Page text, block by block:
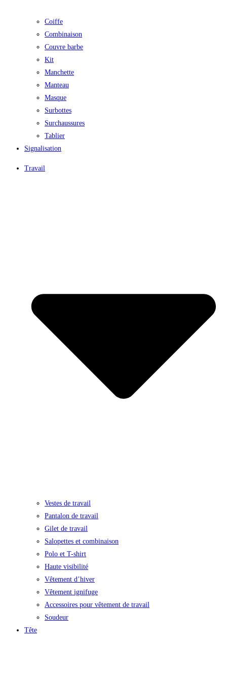
Coiffe
Combinaison
Couvre barbe
Kit
Manchette
Manteau
Masque
Surbottes
Surchaussures
Tablier
Signalisation
Travail
Vestes de travail
Pantalon de travail
Gilet de travail
Salopettes et combinaison
Polo et T-shirt
Haute visibilité
Vêtement d’hiver
Vêtement ignifuge
Accessoires pour vêtement de travail
Soudeur
Tête